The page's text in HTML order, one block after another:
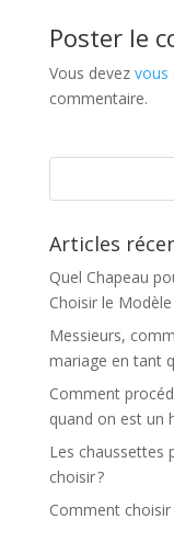
Poster le
Vous devez vous
commentaire.
Articles
Quel Chapeau
Choisir le
Messieurs,
mariage en tant
Comment
quand on est un
Les chaussettes
choisir ?
Comment